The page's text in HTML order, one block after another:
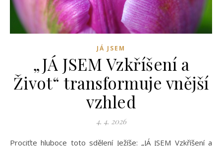
JÁ JSEM
„JÁ JSEM Vzkříšení a
Život“ transformuje vnější
vzhled
4. 4. 2026
Prociťte hluboce toto sdělení Ježíše: „JÁ JSEM Vzkříšení a